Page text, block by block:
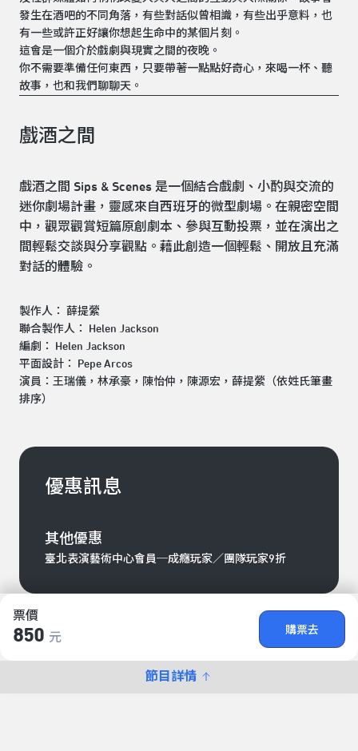
票價
850 元
購票去
節目詳情
發生在酒吧的不同角落，有些對話似曾相識，有些出乎意料，也
有一些或許正好讓你想起生命中的某個片刻。
這會是一個介於戲劇與現實之間的夜晚。
你不需要準備任何東西，只要帶著一點點好奇心，來喝一杯、聽
故事，也和我們聊聊天。
戲酒之間
戲酒之間 Sips & Scenes 是一個結合戲劇、小酌與交流的
迷你劇場計畫，靈感來自西班牙的微型劇場。在親密空間
中，觀眾觀賞短篇原創劇本、參與互動投票，並在演出之
間輕鬆交談與分享觀點。藉此創造一個輕鬆、開放且充滿
對話的體驗。
製作人： 薛提縈
聯合製作人： Helen Jackson
編劇： Helen Jackson
平面設計： Pepe Arcos
演員：王瑞儀，林承豪，陳怡仲，陳源宏，薛提縈（依姓氏筆畫
排序）
優惠訊息
其他優惠
臺北表演藝術中心會員─成癮玩家／團隊玩家9折